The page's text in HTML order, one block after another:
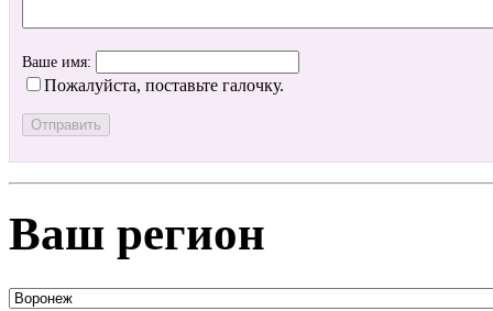
Ваше имя:
Пожалуйста, поставьте галочку.
Ваш регион